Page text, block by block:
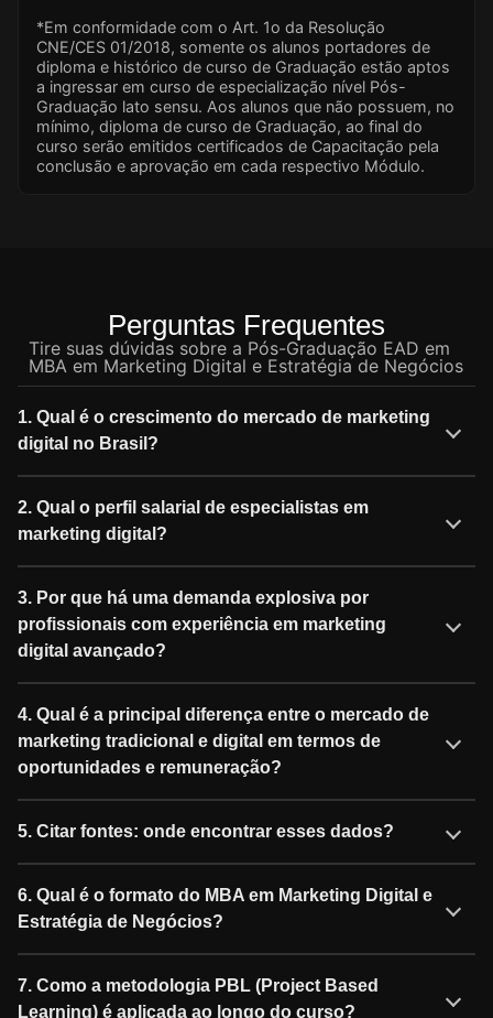
*Em conformidade com o Art. 1o da Resolução
CNE/CES 01/2018, somente os alunos portadores de
diploma e histórico de curso de Graduação estão aptos
a ingressar em curso de especialização nível Pós-
Graduação lato sensu. Aos alunos que não possuem, no
mínimo, diploma de curso de Graduação, ao final do
curso serão emitidos certificados de Capacitação pela
conclusão e aprovação em cada respectivo Módulo.
Perguntas Frequentes
Tire suas dúvidas sobre a Pós-Graduação EAD em
MBA em Marketing Digital e Estratégia de Negócios
1. Qual é o crescimento do mercado de marketing
digital no Brasil?
2. Qual o perfil salarial de especialistas em
marketing digital?
3. Por que há uma demanda explosiva por
profissionais com experiência em marketing
digital avançado?
4. Qual é a principal diferença entre o mercado de
marketing tradicional e digital em termos de
oportunidades e remuneração?
5. Citar fontes: onde encontrar esses dados?
6. Qual é o formato do MBA em Marketing Digital e
Estratégia de Negócios?
7. Como a metodologia PBL (Project Based
Learning) é aplicada ao longo do curso?